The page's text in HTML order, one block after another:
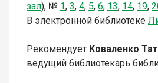
зал), № 1, 3, 4, 5, 6, 13, 14, 19,
В электронной библиотеке
Рекомендует Коваленко
ведущий библиотекарь